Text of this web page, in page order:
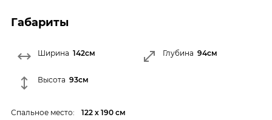
Габариты
Ширина 142см Глубина 94см
Высота 93см
Спальное место: 122 х 190 см